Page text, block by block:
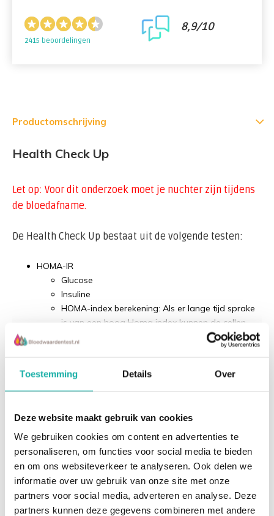
Toestemming Details Over
Deze website maakt gebruik van cookies
We gebruiken cookies om content en advertenties te
personaliseren, om functies voor social media te bieden
en om ons websiteverkeer te analyseren. Ook delen we
informatie over uw gebruik van onze site met onze
partners voor social media, adverteren en analyse. Deze
partners kunnen deze gegevens combineren met andere
2415 beoordelingen
8,9/10
Productomschrijving
Health Check Up
Let op: Voor dit onderzoek moet je nuchter zijn tijdens
de bloedafname.
De Health Check Up bestaat uit de volgende testen:
HOMA-IR
Glucose
Insuline
HOMA-index berekening: Als er lange tijd sprake
is van een hoog Homa index kunnen de cellen
ongevoelig raken voor insuline en kan
insulineresistentie ontstaan, de voorbode van
Laaggradige ontsteking
Ferritine
Cholesterol pakket
Cholesterol Totaal
HDL
LDL
Triglyceriden